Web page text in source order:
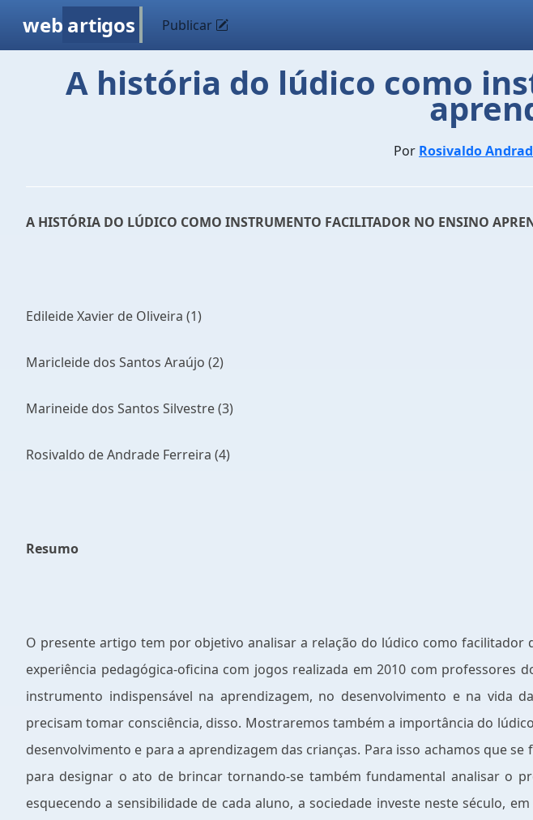
web artigos Publicar
A história do lúdico como
Por Rosivaldo
A HISTÓRIA DO LÚDICO COMO INSTRUMENTO FACILITADOR NO ENSINO
Edileide Xavier de Oliveira (1)
Maricleide dos Santos Araújo (2)
Marineide dos Santos Silvestre (3)
Rosivaldo de Andrade Ferreira (4)
Resumo
O presente artigo tem por objetivo analisar a relação do lúdico como
experiência pedagógica-oficina com jogos realizada em 2010 com
instrumento indispensável na aprendizagem, no desenvolvimento e na vida
precisam tomar consciência, disso. Mostraremos também a importância do
desenvolvimento e para a aprendizagem das crianças. Para isso achamos que
para designar o ato de brincar tornando-se também fundamental analisar o
esquecendo a sensibilidade de cada aluno, a sociedade investe neste século,